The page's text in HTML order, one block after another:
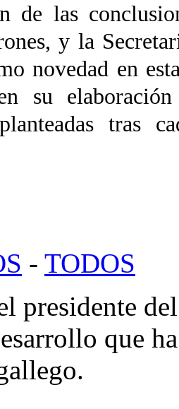
de las
y la
novedad en
su
tras
- TODOS
presidente
que